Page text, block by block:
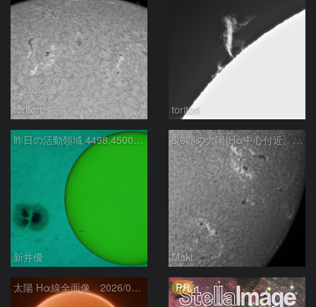
toritori toritori
昨日の活動領域 4498,4500：2026/08/05
新井優
8/6朝の太陽(Hα中心付近、4498、4502付近)
Maki
太陽 Hα線全面像 2026/08/06 PR